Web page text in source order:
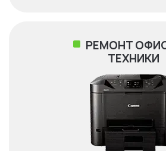
РЕМОНТ
ТЕХНИКИ